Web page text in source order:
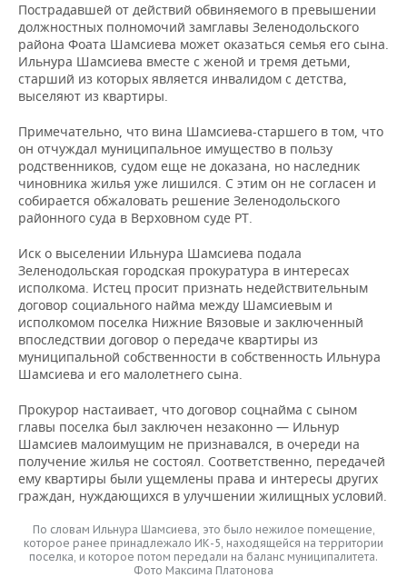
Пострадавшей от действий обвиняемого в превышении
должностных полномочий замглавы Зеленодольского
района Фоата Шамсиева может оказаться семья его сына.
Ильнура Шамсиева вместе с женой и тремя детьми,
старший из которых является инвалидом с детства,
выселяют из квартиры.
Примечательно, что вина Шамсиева-старшего в том, что
он отчуждал муниципальное имущество в пользу
родственников, судом еще не доказана, но наследник
чиновника жилья уже лишился. С этим он не согласен и
собирается обжаловать решение Зеленодольского
районного суда в Верховном суде РТ.
Иск о выселении Ильнура Шамсиева подала
Зеленодольская городская прокуратура в интересах
исполкома. Истец просит признать недействительным
договор социального найма между Шамсиевым и
исполкомом поселка Нижние Вязовые и заключенный
впоследствии договор о передаче квартиры из
муниципальной собственности в собственность Ильнура
Шамсиева и его малолетнего сына.
Прокурор настаивает, что договор соцнайма с сыном
главы поселка был заключен незаконно — Ильнур
Шамсиев малоимущим не признавался, в очереди на
получение жилья не состоял. Соответственно, передачей
ему квартиры были ущемлены права и интересы других
граждан, нуждающихся в улучшении жилищных условий.
По словам Ильнура Шамсиева, это было нежилое помещение,
которое ранее принадлежало ИК-5, находящейся на территории
поселка, и которое потом передали на баланс муниципалитета.
Фото Максима Платонова